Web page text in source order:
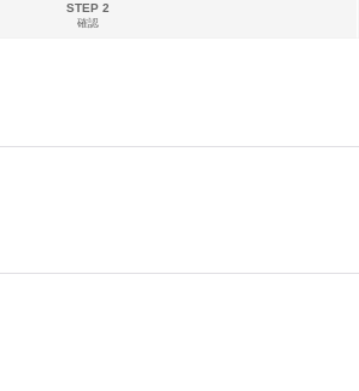
STEP 2
確認